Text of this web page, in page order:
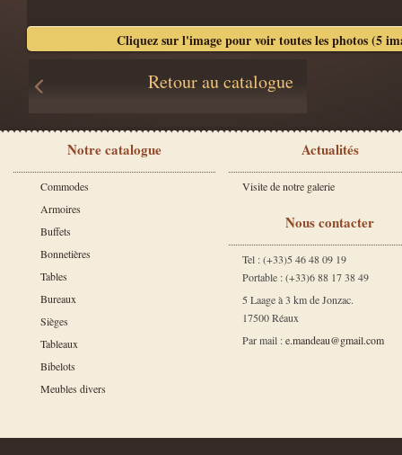
Cliquez sur l'image pour voir toutes les photos (5
Retour au catalogue
Notre catalogue
Commodes
Armoires
Buffets
Bonnetières
Tables
Bureaux
Sièges
Tableaux
Bibelots
Meubles divers
Actualités
Visite de notre galerie
Nous contacter
Tel : (+33)5 46 48 09 19
Portable : (+33)6 88 17 38 49
5 Laage à 3 km de Jonzac.
17500 Réaux
Par mail :e.mandeau@gmail.com